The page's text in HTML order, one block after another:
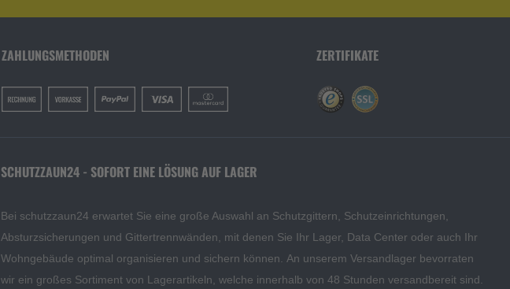
ZAHLUNGSMETHODEN ZERTIFIKATE
SCHUTZZAUN24 - SOFORT EINE LÖSUNG AUF LAGER
Bei schutzzaun24 erwartet Sie eine große Auswahl an Schutzgittern, Schutzeinrichtungen,
Absturzsicherungen und Gittertrennwänden, mit denen Sie Ihr Lager, Data Center oder auch Ihr
Wohngebäude optimal organisieren und sichern können. An unserem Versandlager bevorraten
wir ein großes Sortiment von Lagerartikeln, welche innerhalb von 48 Stunden versandbereit sind.